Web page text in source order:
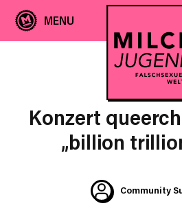
Konzert
„billion
Community